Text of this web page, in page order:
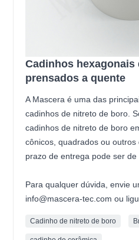
Cadinhos
prensados a quente
A Mascera é uma das
cadinhos de nitreto de boro.
cadinhos de nitreto de boro
cônicos, quadrados ou
prazo de entrega pode ser
Para qualquer dúvida, envie
info@mascera-tec.com ou
Cadinho de nitreto de boro